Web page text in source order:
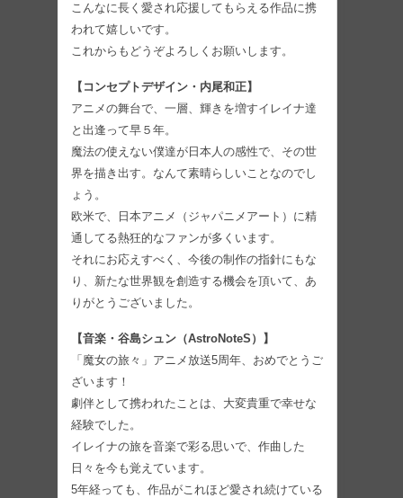
こんなに長く愛され応援してもらえる作品に携
われて嬉しいです。
これからもどうぞよろしくお願いします。
【コンセプトデザイン・内尾和正】
アニメの舞台で、一層、輝きを増すイレイナ達
と出逢って早５年。
魔法の使えない僕達が日本人の感性で、その世
界を描き出す。なんて素晴らしいことなのでし
ょう。
欧米で、日本アニメ（ジャパニメアート）に精
通してる熱狂的なファンが多くいます。
それにお応えすべく、今後の制作の指針にもな
り、新たな世界観を創造する機会を頂いて、あ
りがとうございました。
【音楽・谷島シュン（AstroNoteS）】
「魔女の旅々」アニメ放送5周年、おめでとうご
ざいます！
劇伴として携われたことは、大変貴重で幸せな
経験でした。
イレイナの旅を音楽で彩る思いで、作曲した
日々を今も覚えています。
5年経っても、作品がこれほど愛され続けている